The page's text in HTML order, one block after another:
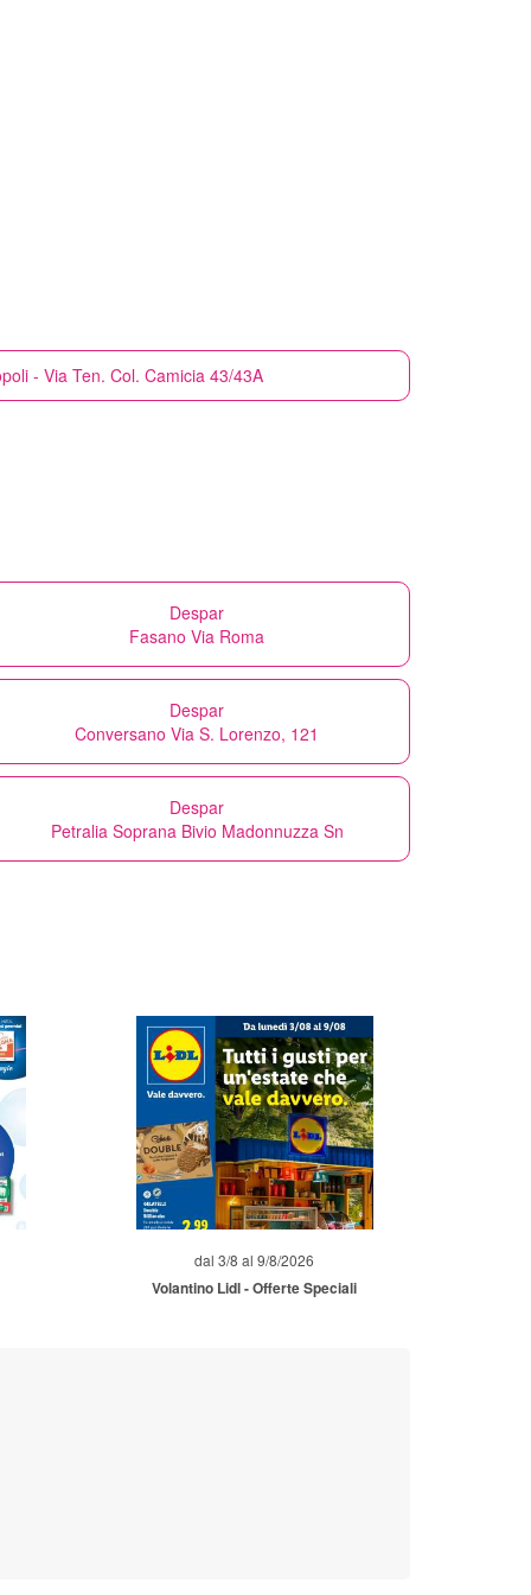
- Via Ten. Col. Camicia 43/43A
Despar
Fasano Via Roma
Despar
Conversano Via S. Lorenzo, 121
Despar
Petralia Soprana Bivio Madonnuzza Sn
dal 3/8 al 9/8/2026
Volantino Lidl - Offerte Speciali